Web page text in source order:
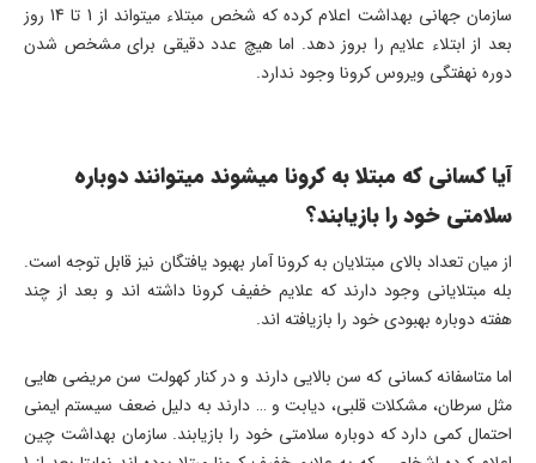
سازمان جهانی بهداشت اعلام کرده که شخص مبتلاء میتواند از 1 تا 14 روز
بعد از ابتلاء علایم را بروز دهد. اما هیچ عدد دقیقی برای مشخص شدن
دوره نهفتگی ویروس کرونا وجود ندارد.
آیا کسانی که مبتلا به کرونا میشوند میتوانند دوباره
سلامتی خود را بازیابند؟
از میان تعداد بالای مبتلایان به کرونا آمار بهبود یافتگان نیز قابل توجه است.
بله مبتلایانی وجود دارند که علایم خفیف کرونا داشته اند و بعد از چند
هفته دوباره بهبودی خود را بازیافته اند.
اما متاسفانه کسانی که سن بالایی دارند و در کنار کهولت سن مریضی هایی
مثل سرطان، مشکلات قلبی، دیابت و … دارند به دلیل ضعف سیستم ایمنی
احتمال کمی دارد که دوباره سلامتی خود را بازیابند. سازمان بهداشت چین